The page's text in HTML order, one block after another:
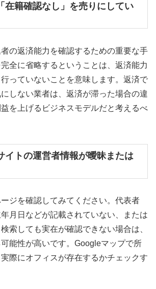
在籍確認なし」を売りにしてい
の返済能力を確認するための重要な手
全に省略するということは、返済能力
っていないことを意味します。返済で
しない業者は、返済が滞った場合の違
を上げるビジネスモデルだと考えるべ
イトの運営者情報が曖昧または
ージを確認してみてください。代表者
月日などが記載されていない、または
索しても実在が確認できない場合は、
能性が高いです。Googleマップで所
際にオフィスが存在するかチェックす